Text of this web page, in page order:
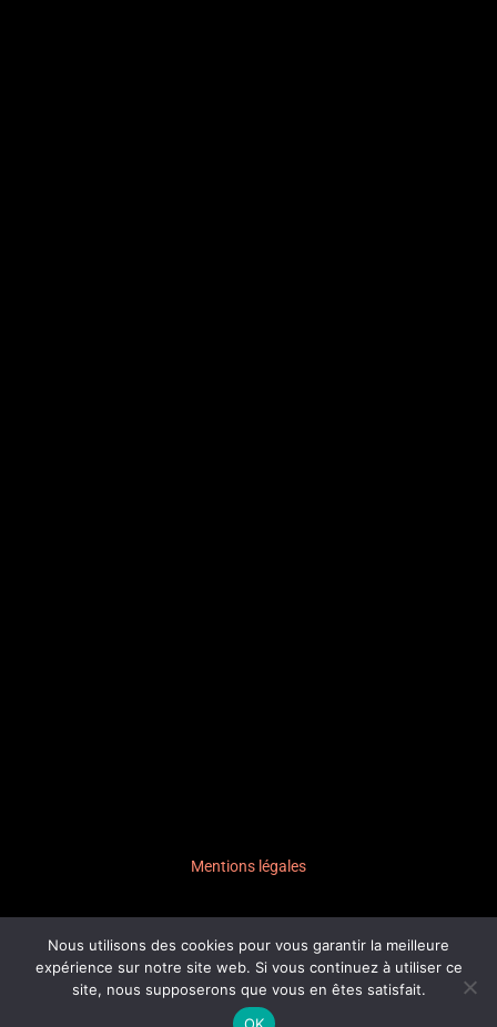
Mentions légales
© 2026,
colorblind-prod.fr
Nous utilisons des cookies pour vous garantir la meilleure
expérience sur notre site web. Si vous continuez à utiliser ce
site, nous supposerons que vous en êtes satisfait.
OK